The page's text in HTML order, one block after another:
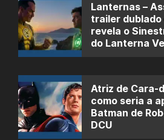
Lanternas –
trailer dublado
revela o
do Lanterna
Atriz de Cara-
como seria a
Batman de
DCU